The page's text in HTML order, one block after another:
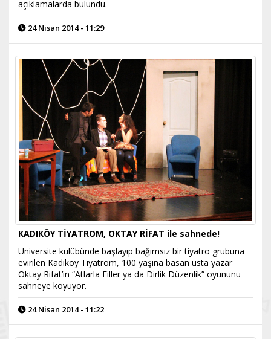
açıklamalarda bulundu.
24 Nisan 2014 - 11:29
KADIKÖY TİYATROM, OKTAY RİFAT ile sahnede!
Üniversite kulübünde başlayıp bağımsız bir tiyatro grubuna
evirilen Kadıköy Tiyatrom, 100 yaşına basan usta yazar
Oktay Rifat’in “Atlarla Filler ya da Dirlik Düzenlik” oyununu
sahneye koyuyor.
24 Nisan 2014 - 11:22